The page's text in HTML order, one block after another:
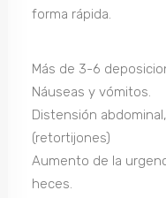
forma rápida.
Más de 3-6
Náuseas y vómitos.
Distensión
(retortijones)
Aumento de la
heces.